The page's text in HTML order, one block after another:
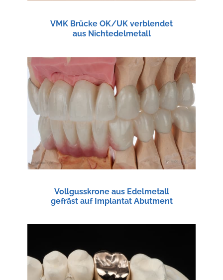
VMK Brücke OK/UK verblendet
aus Nichtedelmetall
Vollgusskrone aus Edelmetall
gefräst auf Implantat Abutment